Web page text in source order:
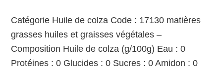
Catégorie Huile de colza Code : 17130 matières
grasses huiles et graisses végétales –
Composition Huile de colza (g/100g) Eau : 0
Protéines : 0 Glucides : 0 Sucres : 0 Amidon : 0